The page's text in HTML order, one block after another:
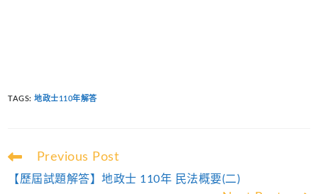
TAGS:地政士110年解答
Read
articles
Previous Post
【歷屆試題解答】地政士 110年 民法概要(二)